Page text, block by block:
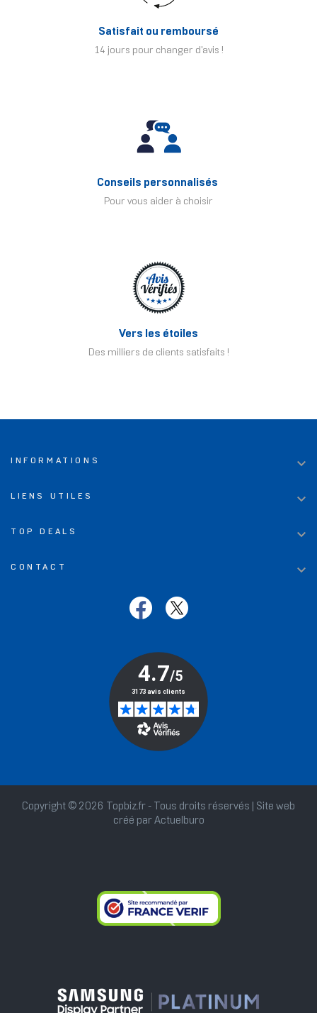
Satisfait ou remboursé
14 jours pour changer d'avis !
Conseils personnalisés
Pour vous aider à choisir
Vers les étoiles
Des milliers de clients satisfaits !
INFORMATIONS 
LIENS UTILES 
TOP DEALS 
CONTACT 
Copyright © 2026 Topbiz.fr - Tous droits réservés | Site web
créé par Actuelburo